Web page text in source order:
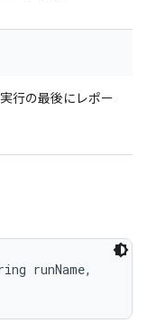
行の最後にレポー
runName,